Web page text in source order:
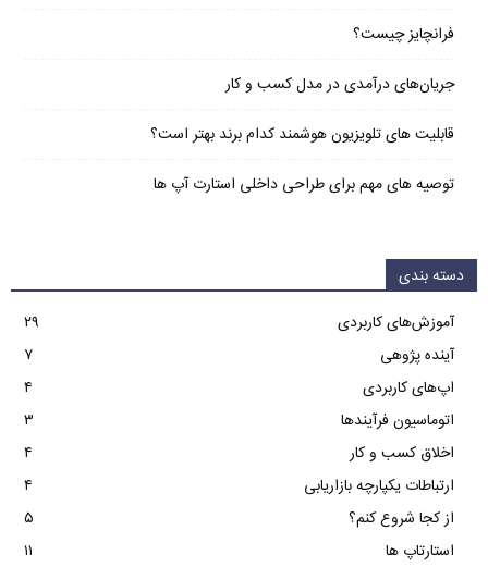
فرانچایز چیست؟
جریان‌های درآمدی در مدل کسب و کار
قابلیت های تلویزیون هوشمند کدام برند بهتر است؟
توصیه های مهم برای طراحی داخلی استارت آپ‌ ها
دسته بندی
آموزش‌های کاربردی
۲۹
آینده پژوهی
۷
اپ‌های کاربردی
۴
اتوماسیون فرآیندها
۳
اخلاق کسب و کار
۴
ارتباطات یکپارچه بازاریابی
۴
از کجا شروع کنم؟
۵
استارتاپ ها
۱۱